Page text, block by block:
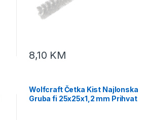
8,10 KM
Wolfcraft Četka Kist Najlonska
Gruba fi 25x25x1,2 mm Prihvat